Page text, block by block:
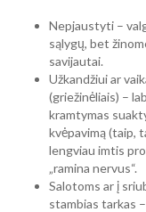
Nepjaustyti –
sąlygų, bet
savijautai.
Užkandžiui ar
(griežinėliais) –
kramtymas
kvėpavimą (taip,
lengviau imtis
„ramina nervus“.
Salotoms ar į
stambias tarkas